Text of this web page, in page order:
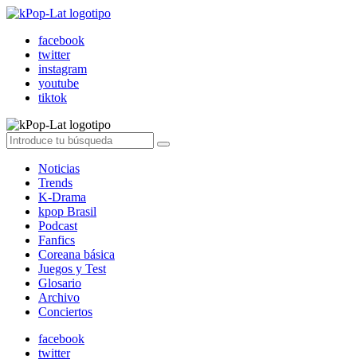
facebook
twitter
instagram
youtube
tiktok
Noticias
Trends
K-Drama
kpop Brasil
Podcast
Fanfics
Coreana básica
Juegos y Test
Glosario
Archivo
Conciertos
facebook
twitter